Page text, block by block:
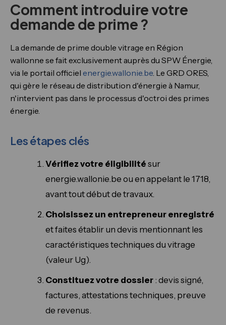
Comment introduire votre
demande de prime ?
La demande de prime double vitrage en Région
wallonne se fait exclusivement auprès du SPW Énergie,
via le portail officiel energie.wallonie.be. Le GRD ORES,
qui gère le réseau de distribution d'énergie à Namur,
n'intervient pas dans le processus d'octroi des primes
énergie.
Les étapes clés
Vérifiez votre éligibilité sur
energie.wallonie.be ou en appelant le 1718,
avant tout début de travaux.
Choisissez un entrepreneur enregistré
et faites établir un devis mentionnant les
caractéristiques techniques du vitrage
(valeur Ug).
Constituez votre dossier : devis signé,
factures, attestations techniques, preuve
de revenus.